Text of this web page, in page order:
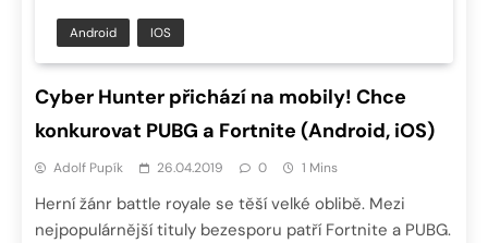
Android IOS
Cyber Hunter přichází na mobily! Chce
konkurovat PUBG a Fortnite (Android, iOS)
Adolf Pupík 26.04.2019 0 1 Mins
Herní žánr battle royale se těší velké oblibě. Mezi
nejpopulárnější tituly bezesporu patří Fortnite a PUBG.